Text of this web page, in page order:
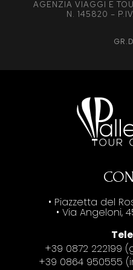
AGENZIA VIAGGI E
N. 145820 –
• Piazzetta del
• Via Angeloni,
+39 0872 222199
+39 0864 950555